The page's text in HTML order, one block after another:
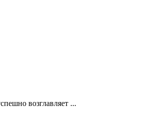
возглавляет ...